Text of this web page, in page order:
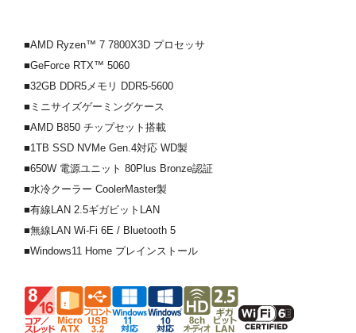
■AMD Ryzen™ 7 7800X3D プロセッサ
■GeForce RTX™ 5060
■32GB DDR5メモリ DDR5-5600
■ミニサイズゲーミングケース
■AMD B850 チップセット搭載
■1TB SSD NVMe Gen.4対応 WD製
■650W 電源ユニット 80Plus Bronze認証
■水冷クーラー CoolerMaster製
■有線LAN 2.5ギガビットLAN
■無線LAN Wi-Fi 6E / Bluetooth 5
■Windows11 Home プレインストール